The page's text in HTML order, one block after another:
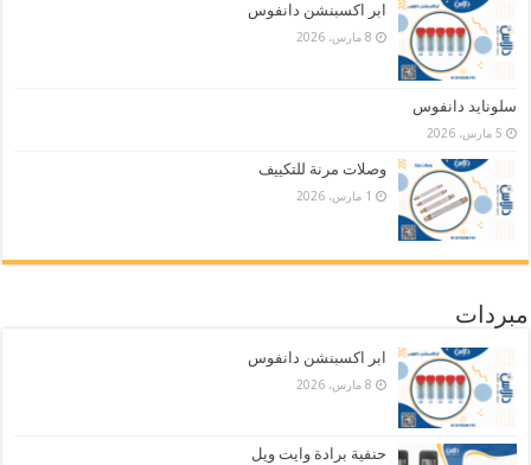
ابر اكسبنشن دانفوس
8 مارس، 2026
سلونايد دانفوس
5 مارس، 2026
وصلات مرنة للتكييف
1 مارس، 2026
مبردات
ابر اكسبنشن دانفوس
8 مارس، 2026
حنفية برادة وايت ويل